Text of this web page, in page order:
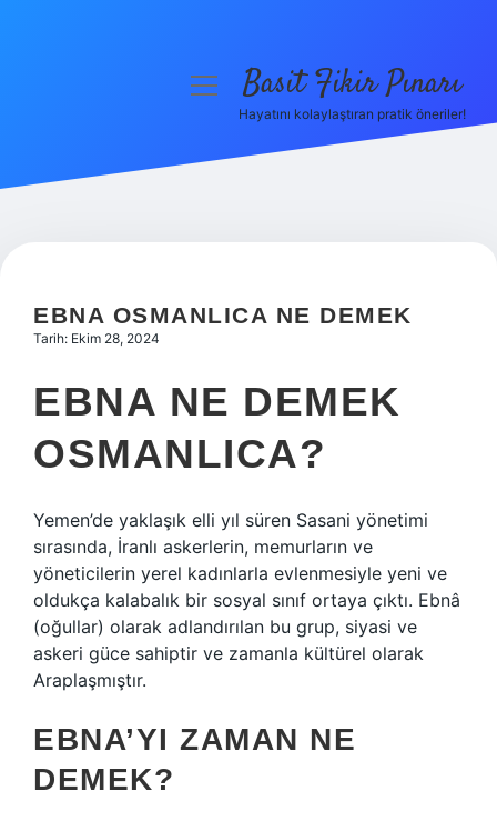
Hakkımızda
menüyüBasit Fikir Pınarı
Hayatını kolaylaştıran pratik öneriler!
EBNA OSMANLICA NE DEMEK
Tarih: Ekim 28, 2024
EBNA NE DEMEK
OSMANLICA?
Yemen’de yaklaşık elli yıl süren Sasani yönetimi
sırasında, İranlı askerlerin, memurların ve
yöneticilerin yerel kadınlarla evlenmesiyle yeni ve
oldukça kalabalık bir sosyal sınıf ortaya çıktı. Ebnâ
(oğullar) olarak adlandırılan bu grup, siyasi ve
askeri güce sahiptir ve zamanla kültürel olarak
Araplaşmıştır.
EBNA’YI ZAMAN NE
DEMEK?